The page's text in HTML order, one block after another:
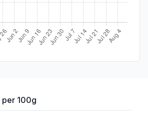
for 'Biff Stroganoff Varm pr Kg'
per 100g